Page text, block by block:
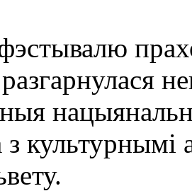
культурнымі